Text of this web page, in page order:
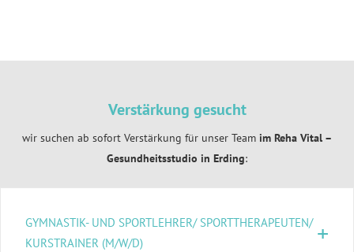
Verstärkung gesucht
wir suchen ab sofort Verstärkung für unser Team im Reha Vital –
Gesundheitsstudio in Erding:
GYMNASTIK- UND SPORTLEHRER/ SPORTTHERAPEUTEN/
KURSTRAINER (M/W/D)